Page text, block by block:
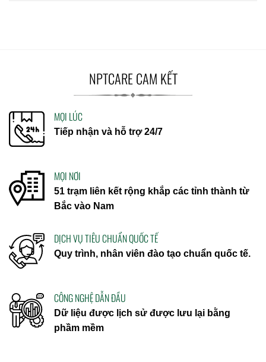
NPTCARE CAM KẾT
MỌI LÚC
Tiếp nhận và hỗ trợ 24/7
MỌI NƠI
51 trạm liên kết rộng khắp các tỉnh thành từ
Bắc vào Nam
DỊCH VỤ TIÊU CHUẨN QUỐC TẾ
Quy trình, nhân viên đào tạo chuẩn quốc tế.
CÔNG NGHỆ DẪN ĐẦU
Dữ liệu được lịch sử được lưu lại bằng
phầm mềm